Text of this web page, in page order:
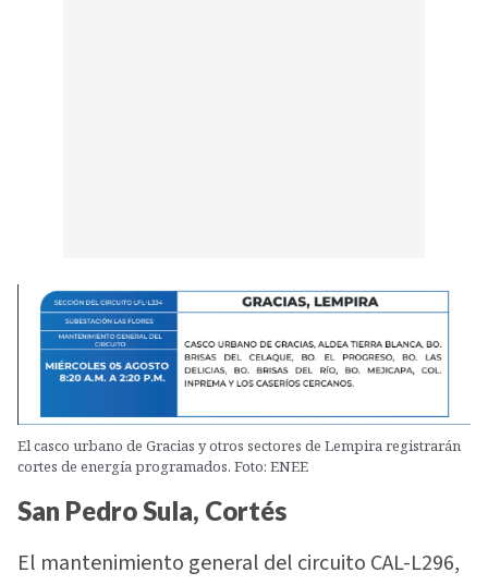
El casco urbano de Gracias y otros sectores de Lempira registrarán
cortes de energía programados. Foto: ENEE
San Pedro Sula, Cortés
El mantenimiento general del circuito CAL-L296,